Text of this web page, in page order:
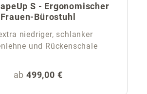
S - Ergonomischer
Frauen-Bürostuhl
niedriger, schlanker
und Rückenschale
Regulärer Preis:
ab 499,00 €